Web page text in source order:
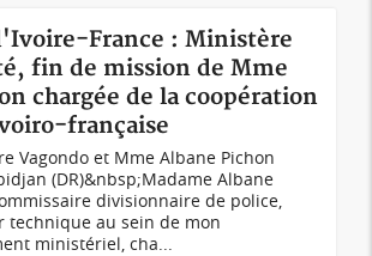
France : Ministère
fin de mission de Mme
chargée de la coopération
française
Vagondo et Mme Albane Pichon
(DR)&nbsp;Madame Albane
divisionnaire de police,
technique au sein de mon
ministériel, cha...